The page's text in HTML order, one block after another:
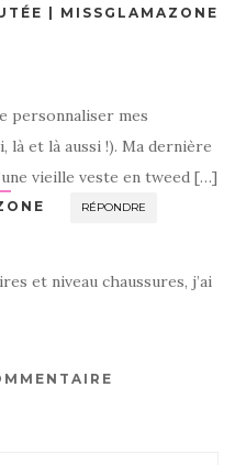
| MISSGLAMAZONE
personnaliser mes
là et là aussi !). Ma dernière
vieille veste en tweed […]
RÉPONDRE
et niveau chaussures, j’ai